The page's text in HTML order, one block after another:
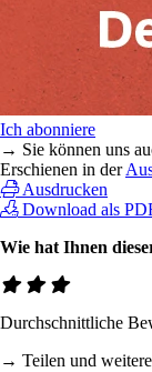
Ich abonniere
→ Sie können uns
Erschienen in der
Ausdrucken
Download als
Wie hat Ihnen
Durchschnittliche
→ Teilen und